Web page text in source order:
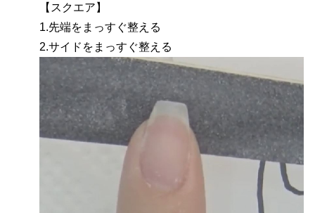
【スクエア】
1.先端をまっすぐ整える
2.サイドをまっすぐ整える